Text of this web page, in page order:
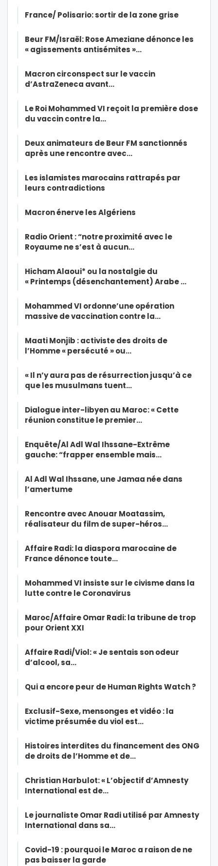
France/ Polisario: sortir de la zone grise
Beur FM/Israël: Rose Ameziane dénonce les
« agissements antisémites »…
Macron circonspect sur le vaccin
d’AstraZeneca avant…
Le Roi Mohammed VI reçoit la première dose
du vaccin contre la…
Deux animateurs de Beur FM sanctionnés
après une rencontre avec…
Les islamistes marocains rattrapés par
leurs contradictions
Macron énerve les Algériens
Radio Orient : “notre proximité avec le
Royaume ne s’est à aucun…
Hicham Alaoui* ou la nostalgie du
« Printemps (désenchantement) Arabe …
Mohammed VI ordonne’une opération
massive de vaccination contre la…
Maati Monjib : activiste des droits de
l’Homme « persécuté » ou…
« Il n’y aura pas de résurrection jusqu’à ce
que les musulmans tuent…
Dialogue inter-libyen au Maroc: « Cette
réunion constitue le premier…
Enquête/Al Adl Wal Ihssane-Extrême
gauche: “frapper ensemble mais…
Al Adl Wal Ihssane, une Jamaa née dans
l’amertume
Rencontre avec Anouar Moatassim,
réalisateur du film de super-héros…
Affaire Radi: la diaspora marocaine de
France dénonce toute…
Mohammed VI insiste sur le civisme dans la
lutte contre le Coronavirus
Maroc/Affaire Omar Radi: la tribune de trop
pour Orient XXI
Affaire Radi/Viol: « Je sentais son odeur
d’alcool, sa…
Qui a encore peur de Human Rights Watch ?
Exclusif-Sexe, mensonges et vidéo : la
victime présumée du viol est…
Histoires interdites du financement des ONG
de droits de l’Homme et de…
Christian Harbulot: « L’objectif d’Amnesty
International est de…
Le journaliste Omar Radi utilisé par Amnesty
International dans sa…
Covid-19 : pourquoi le Maroc a raison de ne
pas baisser la garde